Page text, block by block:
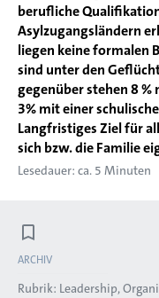
berufliche
Asylzugangsländern
liegen keine formalen
sind unter den
gegenüber stehen 8
3% mit einer
Langfristiges Ziel für
sich bzw. die Familie
Lesedauer: ca. 5 Minuten
ARCHIV
Rubrik: Leadership,